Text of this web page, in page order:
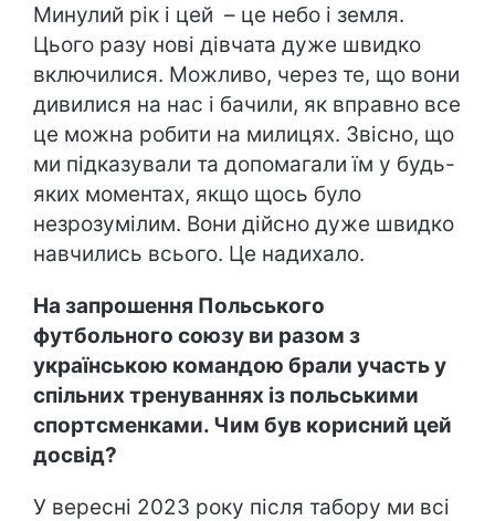
Минулий рік і цей – це небо і земля.
Цього разу нові дівчата дуже швидко
включилися. Можливо, через те, що вони
дивилися на нас і бачили, як вправно все
це можна робити на милицях. Звісно, що
ми підказували та допомагали їм у будь-
яких моментах, якщо щось було
незрозумілим. Вони дійсно дуже швидко
навчились всього. Це надихало.
На запрошення Польського
футбольного союзу ви разом з
українською командою брали участь у
спільних тренуваннях із польськими
спортсменками. Чим був корисний цей
досвід?
У вересні 2023 року після табору ми всі